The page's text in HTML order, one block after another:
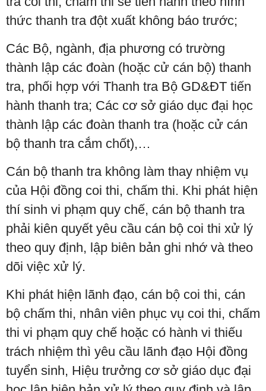
thức thanh tra đột xuất không báo trước;
Các Bộ, ngành, địa phương có trường
thành lập các đoàn (hoặc cử cán bộ) thanh
tra, phối hợp với Thanh tra Bộ GD&ĐT tiến
hành thanh tra; Các cơ sở giáo dục đại học
thành lập các đoàn thanh tra (hoặc cử cán
bộ thanh tra cắm chốt),…
Cán bộ thanh tra không làm thay nhiệm vụ
của Hội đồng coi thi, chấm thi. Khi phát hiện
thí sinh vi phạm quy chế, cán bộ thanh tra
phải kiên quyết yêu cầu cán bộ coi thi xử lý
theo quy định, lập biên bản ghi nhớ và theo
dõi việc xử lý.
Khi phát hiện lãnh đạo, cán bộ coi thi, cán
bộ chấm thi, nhân viên phục vụ coi thi, chấm
thi vi phạm quy chế hoặc có hành vi thiếu
trách nhiệm thì yêu cầu lãnh đạo Hội đồng
tuyển sinh, Hiệu trưởng cơ sở giáo dục đại